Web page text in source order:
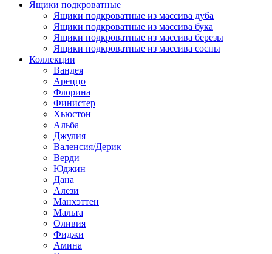
Ящики подкроватные
Ящики подкроватные из массива дуба
Ящики подкроватные из массива бука
Ящики подкроватные из массива березы
Ящики подкроватные из массива сосны
Коллекции
Вандея
Ареццо
Флорина
Финистер
Хьюстон
Альба
Джулия
Валенсия/Дерик
Верди
Юджин
Дана
Алези
Манхэттен
Мальта
Оливия
Фиджи
Амина